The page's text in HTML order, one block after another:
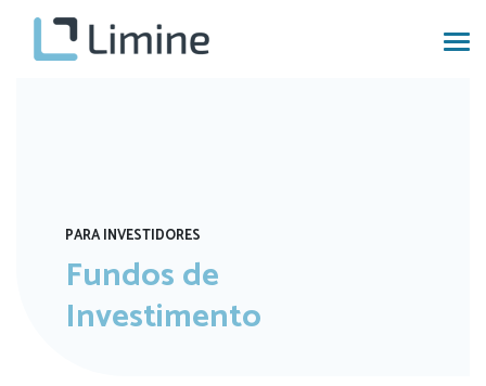
PARA INVESTIDORES
Fundos de
Investimento